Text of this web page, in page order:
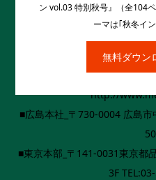
［運営会社］ザメ
http://
■広島本社_〒730-0004 広島
■東京本部_〒141-0031東京都
3F
ン vol.03 特別秋号』（全104
ーマは｢秋冬イ
無料ダウン